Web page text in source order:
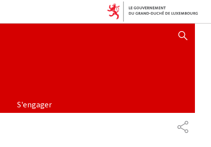
AFFICHER / MASQUER
S'engager